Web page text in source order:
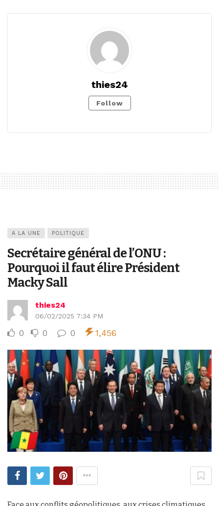
thies24
Follow
A LA UNE POLITIQUE
Secrétaire général de l’ONU :
Pourquoi il faut élire Président
Macky Sall
thies24
06/02/2025 7:34 PM
0 0 0 1,456